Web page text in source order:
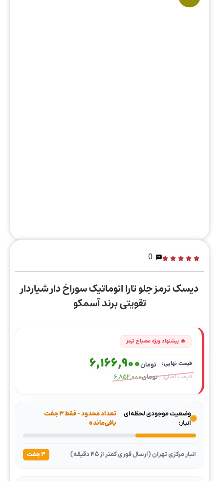
0
دیسک ترمز جلو تارا اتوماتیک سوراخ دار شیاردار
تقویتی برند آسمکو
تومان6,852,000
تومان6,166,900
وضعیت موجودی لحظه‌ای
انبار:
تعداد محدود - فقط ۳ جفت
باقی‌مانده
انبار مرکزی تهران (ارسال فوری کمتر از ۴۵ دقیقه) ۳ جفت